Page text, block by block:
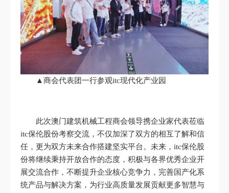
▲商会代表团一行参观itc现代化产业园
此次澳门建筑机械工程商会领导携企业家代表莅临
itc保伦股份考察交流，不仅加深了双方的相互了解和信
任，更为双方未来合作搭建坚实平台。未来，itc保伦股
份将继续秉持开放合作的态度，积极与各界优秀企业开
展交流合作，不断提升企业核心竞争力，完善国产化系
统产品与解决方案，为行业高质量发展贡献更多智慧与